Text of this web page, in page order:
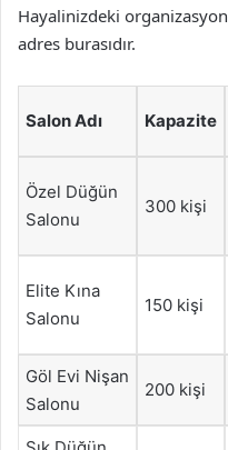
Hayalinizdeki
adres burasıdır.
Salon Adı Kapazite
Özel Düğün
Salonu
300 kişi
Elite Kına
Salonu
150 kişi
Göl Evi Nişan
Salonu
200 kişi